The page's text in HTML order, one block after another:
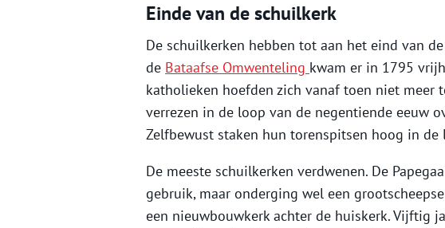
Einde van de schuilkerk
De schuilkerken hebben tot aan het eind van
de Bataafse Omwenteling kwam er in 1795
katholieken hoefden zich vanaf toen niet meer
verrezen in de loop van de negentiende eeuw
Zelfbewust staken hun torenspitsen hoog in de
De meeste schuilkerken verdwenen. De
gebruik, maar onderging wel een
een nieuwbouwkerk achter de huiskerk. Vijftig